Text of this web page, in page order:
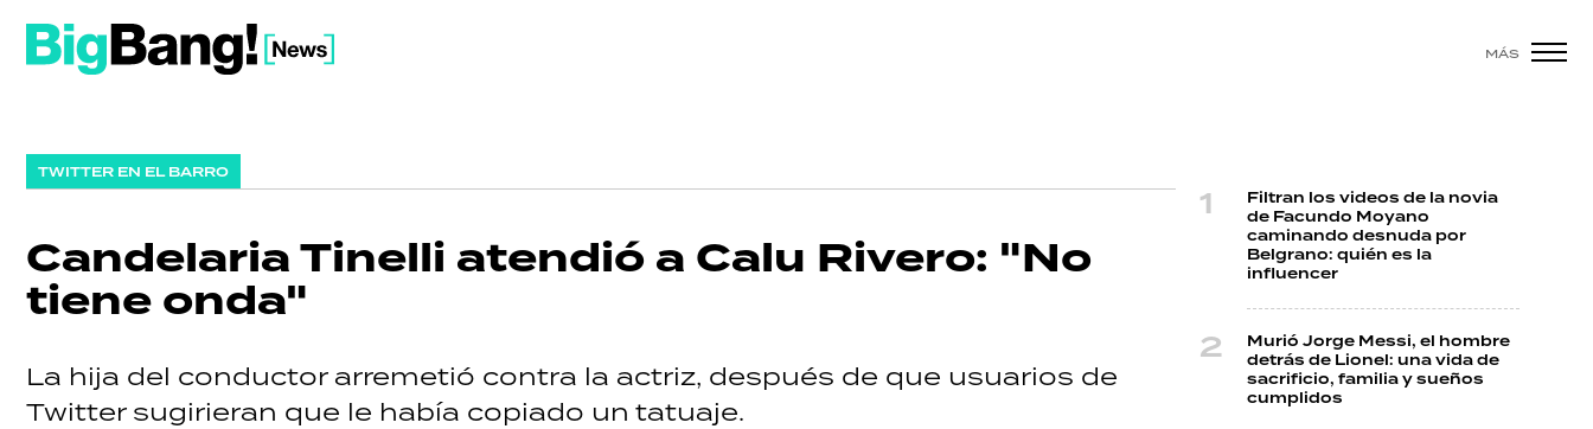
MÁS
TWITTER EN EL BARRO
Candelaria Tinelli atendió a Calu Rivero: "No
tiene onda"
La hija del conductor arremetió contra la actriz, después de que usuarios de
Twitter sugirieran que le había copiado un tatuaje.
Filtran los videos de la novia
de Facundo Moyano
caminando desnuda por
Belgrano: quién es la
influencer
Murió Jorge Messi, el hombre
detrás de Lionel: una vida de
sacrificio, familia y sueños
cumplidos